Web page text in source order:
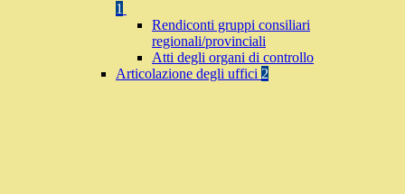
1
Rendiconti gruppi consiliari
regionali/provinciali
Atti degli organi di controllo
Articolazione degli uffici 2